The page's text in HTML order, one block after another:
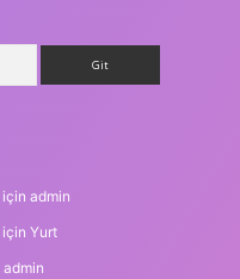
için admin
için Yurt
admin